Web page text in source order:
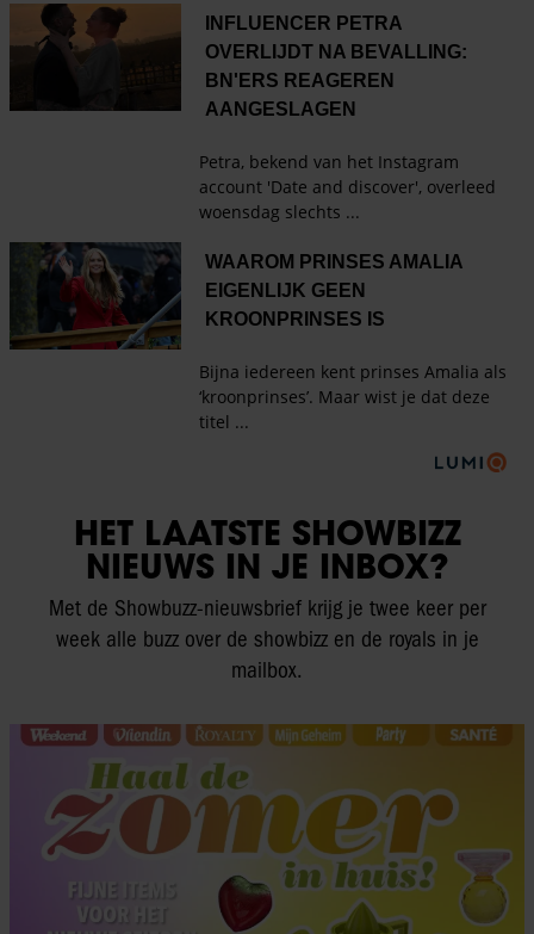
HET LAATSTE SHOWBIZZ
NIEUWS IN JE INBOX?
Met de Showbuzz-nieuwsbrief krijg je twee keer per
week alle buzz over de showbizz en de royals in je
mailbox.